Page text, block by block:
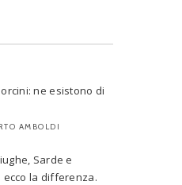
ne esistono di
AMBOLDI
Sarde e
ecco la differenza.